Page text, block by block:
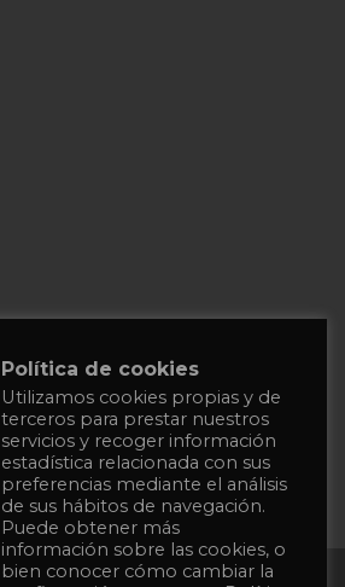
Privacy Policy
Política de cookies
Utilizamos cookies propias y de
terceros para prestar nuestros
servicios y recoger información
estadística relacionada con sus
preferencias mediante el análisis
de sus hábitos de navegación.
Puede obtener más
información sobre las cookies, o
bien conocer cómo cambiar la